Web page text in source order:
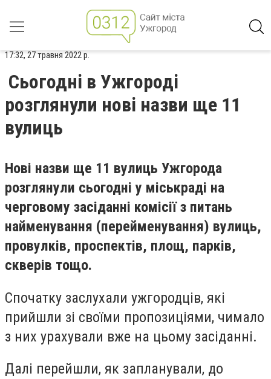
17:32, 27 травня 2022 р.
Сьогодні в Ужгороді
розглянули нові назви ще 11
вулиць
Нові назви ще 11 вулиць Ужгорода
розглянули сьогодні у міськраді на
черговому засіданні комісії з питань
найменування (перейменування) вулиць,
провулків, проспектів, площ, парків,
скверів тощо.
Спочатку заслухали ужгородців, які
прийшли зі своїми пропозиціями, чимало
з них урахували вже на цьому засіданні.
Далі перейшли, як запланували, до